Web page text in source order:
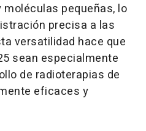
pequeñas, lo
precisa a las
versatilidad hace que
sean especialmente
de radioterapias de
eficaces y